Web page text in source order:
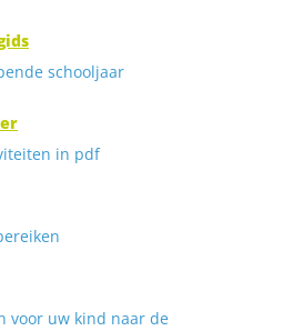
schooljaar
in pdf
voor uw kind naar de